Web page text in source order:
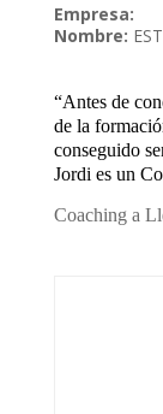
Empresa:
Nombre:
“Antes de
de la
conseguido
Jordi es un
Coaching a